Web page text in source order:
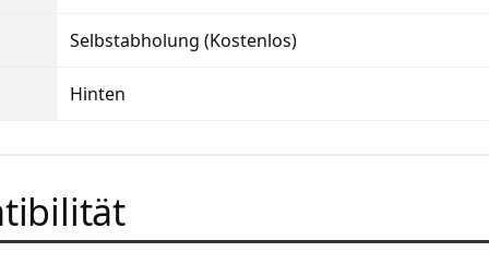
Selbstabholung (Kostenlos)
Hinten